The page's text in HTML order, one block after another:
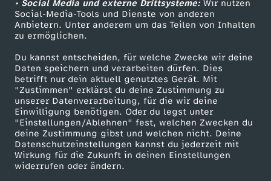
• Social Media und externe Drittsysteme:Wir nutzen
Social-Media-Tools und Dienste von anderen
Anbietern. Unter anderem um das Teilen von Inhalten
zu ermöglichen.
Du kannst entscheiden, für welche Zwecke wir deine
Daten speichern und verarbeiten dürfen. Dies
betrifft nur dein aktuell genutztes Gerät. Mit
"Zustimmen" erklärst du deine Zustimmung zu
unserer Datenverarbeitung, für die wir deine
Einwilligung benötigen. Oder du legst unter
"Einstellungen/Ablehnen" fest, welchen Zwecken du
deine Zustimmung gibst und welchen nicht. Deine
Datenschutzeinstellungen kannst du jederzeit mit
Wirkung für die Zukunft in deinen Einstellungen
widerrufen oder ändern.
ZDF Unternehmen
Karriere
ZDF goes Schule
Werbefernsehen
Mainzelmännchen